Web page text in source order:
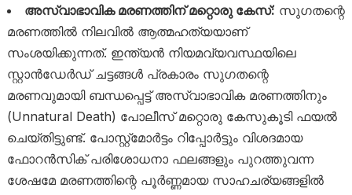
അസ്വാഭാവിക മരണത്തിന് മറ്റൊരു കേസ്: സുഗതന്റെ
മരണത്തിൽ നിലവിൽ ആത്മഹത്യയാണ്
സംശയിക്കുന്നത്. ഇന്ത്യൻ നിയമവ്യവസ്ഥയിലെ
സ്റ്റാൻഡേർഡ് ചട്ടങ്ങൾ പ്രകാരം സുഗതന്റെ
മരണവുമായി ബന്ധപ്പെട്ട് അസ്വാഭാവിക മരണത്തിനും
(Unnatural Death) പോലീസ് മറ്റൊരു കേസുകൂടി ഫയൽ
ചെയ്തിട്ടുണ്ട്. പോസ്റ്റ്‌മോർട്ടം റിപ്പോർട്ടും വിശദമായ
ഫോറൻസിക് പരിശോധനാ ഫലങ്ങളും പുറത്തുവന്ന
ശേഷമേ മരണത്തിന്റെ പൂർണ്ണമായ സാഹചര്യങ്ങളിൽ